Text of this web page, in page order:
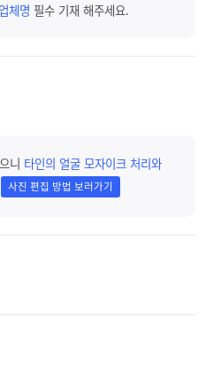
체명 필수 기재 해주세요.
니 타인의 얼굴 모자이크 처리와
사진 편집 방법 보러가기